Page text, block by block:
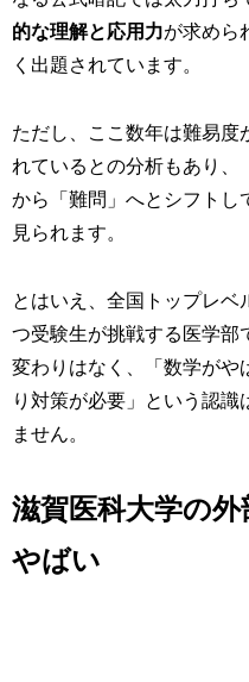
的な理解と応用力が求めら
く出題されています。
ただし、ここ数年は難易度
れているとの分析もあり、
から「難問」へとシフトし
見られます。
とはいえ、全国トップレベ
つ受験生が挑戦する医学部
変わりはなく、「数学がや
り対策が必要」という認識
ません。
滋賀医科大学の
やばい